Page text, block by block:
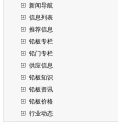
新闻导航
信息列表
推荐信息
铅板专栏
铅门专栏
供应信息
铅板知识
铅板资讯
铅板价格
行业动态